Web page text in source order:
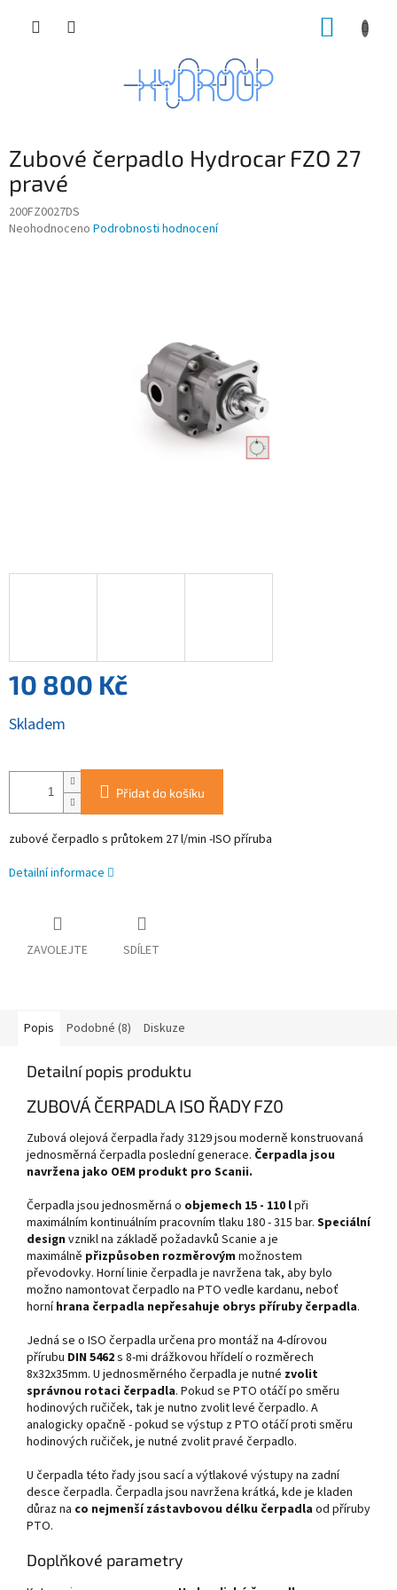
Zubové čerpadlo Hydrocar FZO 27
pravé
200FZ0027DS
Průměrné
Neohodnoceno Podrobnosti hodnocení
10 800 Kč
cena:
Skladem
Přidat do košíku
zubové čerpadlo s průtokem 27l/min -ISO příruba
Detailní informace
ZAVOLEJTE SDÍLET
Popis Podobné (8) Diskuze
Detailní popis produktu
ZUBOVÁ ČERPADLA ISO ŘADY FZ0
Zubová olejová čerpadla řady 3129 jsou moderně konstruovaná
jednosměrná čerpadla poslední generace. Čerpadla jsou
navržena jako OEM produkt pro Scanii.
Čerpadla jsou jednosměrná o objemech 15 - 110 lpři
maximálním kontinuálním pracovním tlaku 180 - 315 bar. Speciální
design vznikl na základě požadavků Scanie a je
maximálně přizpůsoben rozměrovým možnostem
převodovky. Horní linie čerpadla je navržena tak, aby bylo
možno namontovat čerpadlo na PTO vedle kardanu, neboť
horní hrana čerpadla nepřesahuje obrys příruby čerpadla.
Jedná se o ISO čerpadla určena pro montáž na 4-dírovou
přírubu DIN 5462s 8-mi drážkovou hřídelí o rozměrech
8x32x35mm. U jednosměrného čerpadla je nutné zvolit
správnou rotaci čerpadla. Pokud se PTO otáčí po směru
hodinových ručiček, tak je nutno zvolit levé čerpadlo. A
analogicky opačně - pokud se výstup z PTO otáčí proti směru
hodinových ručiček, je nutné zvolit pravé čerpadlo.
U čerpadla této řady jsou sací a výtlakové výstupy na zadní
desce čerpadla. Čerpadla jsou navržena krátká, kde je kladen
důraz na co nejmenší zástavbovou délku čerpadla od příruby
PTO.
Doplňkové parametry